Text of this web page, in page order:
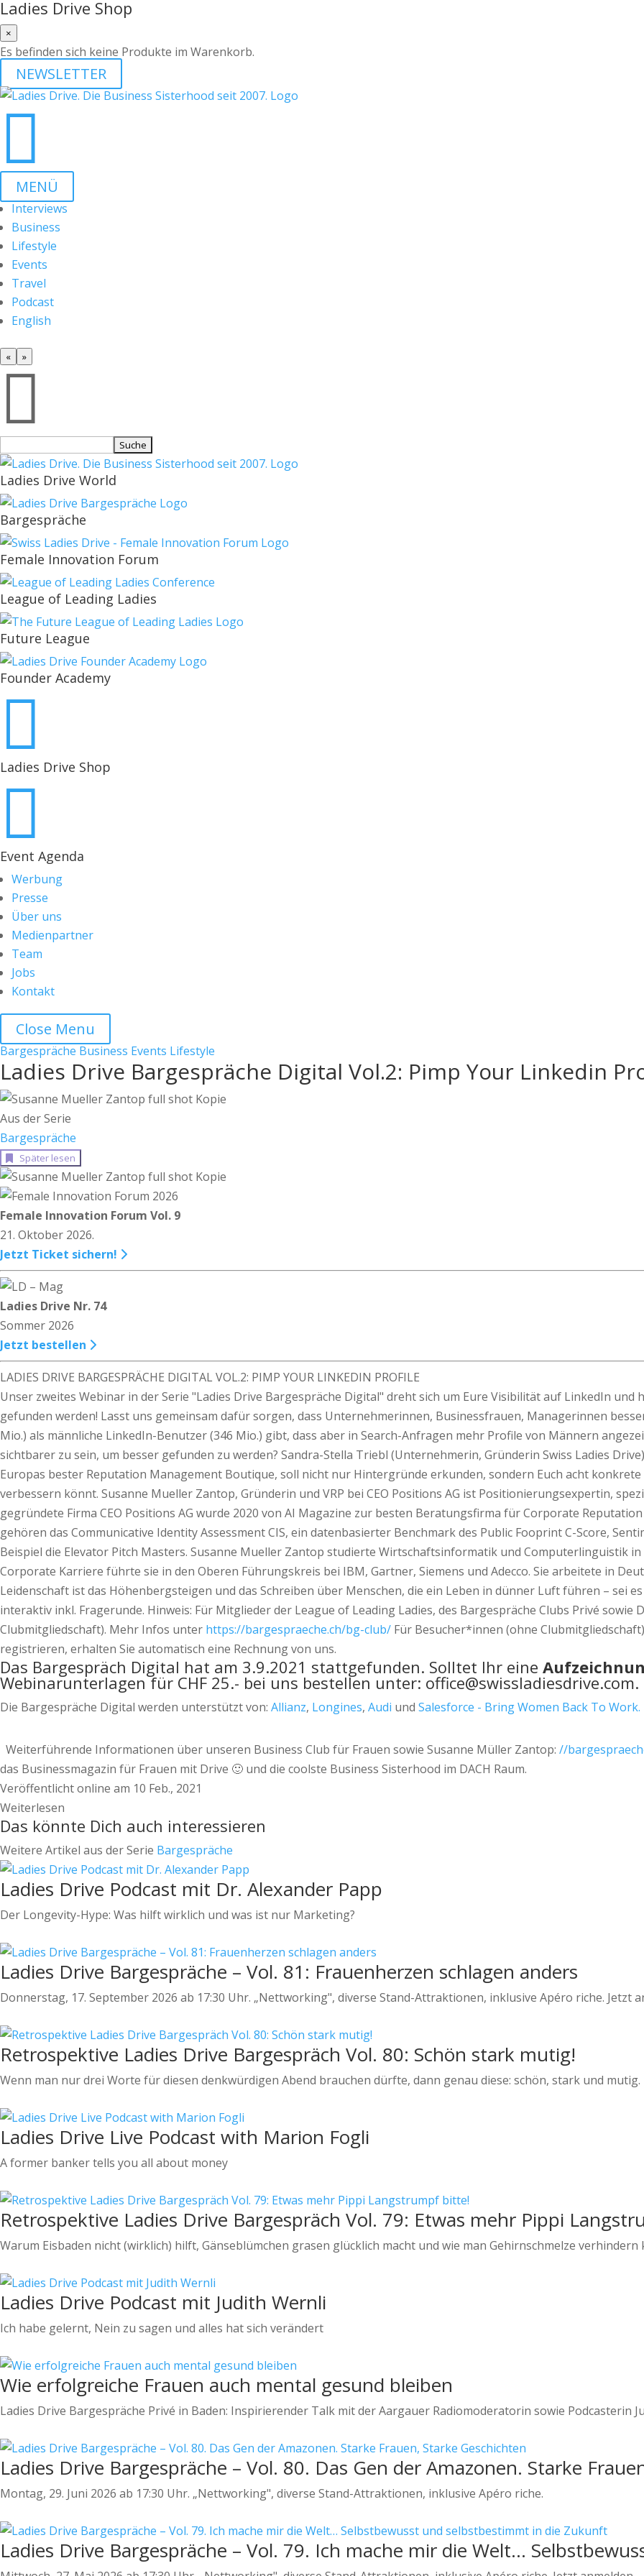
Ladies Drive Shop
×
Es befinden sich keine Produkte im Warenkorb.
NEWSLETTER

MENÜ
Interviews
Business
Lifestyle
Events
Travel
Podcast
English
« »

nach:
Ladies Drive World
Bargespräche
Female Innovation Forum
League of Leading Ladies
Future League
Founder Academy

Ladies Drive Shop

Event Agenda
Werbung
Presse
Über uns
Medienpartner
Team
Jobs
Kontakt
Close Menu
Bargespräche Business Events Lifestyle
Ladies Drive Bargespräche Digital Vol.2: Pimp Your Linkedin
Aus der Serie
Bargespräche
Später lesen
Female Innovation Forum Vol. 9
21. Oktober 2026.
Jetzt Ticket sichern!
Ladies Drive Nr. 74
Sommer 2026
Jetzt bestellen
LADIES DRIVE BARGESPRÄCHE DIGITAL VOL.2: PIMP YOUR LINKEDIN PROFILE
Unser zweites Webinar in der Serie "Ladies Drive Bargespräche Digital" dreht sich um Eure Visibilität auf LinkedIn und
gefunden werden! Lasst uns gemeinsam dafür sorgen, dass Unternehmerinnen, Businessfrauen, Managerinnen
Mio.) als männliche LinkedIn-Benutzer (346 Mio.) gibt, dass aber in Search-Anfragen mehr Profile von Männern
sichtbarer zu sein, um besser gefunden zu werden? Sandra-Stella Triebl (Unternehmerin, Gründerin Swiss Ladies
Europas bester Reputation Management Boutique, soll nicht nur Hintergründe erkunden, sondern Euch acht
verbessern könnt. Susanne Mueller Zantop, Gründerin und VRP bei CEO Positions AG ist Positionierungsexpertin,
gegründete Firma CEO Positions AG wurde 2020 von AI Magazine zur besten Beratungsfirma für Corporate
gehören das Communicative Identity Assessment CIS, ein datenbasierter Benchmark des Public Fooprint C-Score,
Beispiel die Elevator Pitch Masters. Susanne Mueller Zantop studierte Wirtschaftsinformatik und Computerlinguistik
Corporate Karriere führte sie in den Oberen Führungskreis bei IBM, Gartner, Siemens und Adecco. Sie arbeitete in
Leidenschaft ist das Höhenbergsteigen und das Schreiben über Menschen, die ein Leben in dünner Luft führen – sei
interaktiv inkl. Fragerunde. Hinweis: Für Mitglieder der League of Leading Ladies, des Bargespräche Clubs Privé
Clubmitgliedschaft). Mehr Infos unter https://bargespraeche.ch/bg-club/ Für Besucher*innen (ohne
registrieren, erhalten Sie automatisch eine Rechnung von uns.
Das Bargespräch Digital hat am 3.9.2021 stattgefunden. Solltet Ihr eine
Webinarunterlagen für CHF 25.- bei uns bestellen unter: office@swissladiesdrive.com.
Die Bargespräche Digital werden unterstützt von: Allianz, Longines, Audi und Salesforce - Bring Women Back To Work.
Weiterführende Informationen über unseren Business Club für Frauen sowie Susanne Müller Zantop: //
das Businessmagazin für Frauen mit Drive 🙂 und die coolste Business Sisterhood im DACH Raum.
Veröffentlicht online am 10 Feb., 2021
Weiterlesen
Das könnte Dich auch interessieren
Weitere Artikel aus der Serie Bargespräche
Ladies Drive Podcast mit Dr. Alexander Papp
Der Longevity-Hype: Was hilft wirklich und was ist nur Marketing?
Ladies Drive Bargespräche – Vol. 81: Frauenherzen schlagen anders
Donnerstag, 17. September 2026 ab 17:30 Uhr. „Nettworking", diverse Stand-Attraktionen, inklusive Apéro riche. Jetzt
Retrospektive Ladies Drive Bargespräch Vol. 80: Schön stark mutig!
Wenn man nur drei Worte für diesen denkwürdigen Abend brauchen dürfte, dann genau diese: schön, stark und mutig.
Ladies Drive Live Podcast with Marion Fogli
A former banker tells you all about money
Retrospektive Ladies Drive Bargespräch Vol. 79: Etwas mehr Pippi
Warum Eisbaden nicht (wirklich) hilft, Gänseblümchen grasen glücklich macht und wie man Gehirnschmelze verhindern
Ladies Drive Podcast mit Judith Wernli
Ich habe gelernt, Nein zu sagen und alles hat sich verändert
Wie erfolgreiche Frauen auch mental gesund bleiben
Ladies Drive Bargespräche Privé in Baden: Inspirierender Talk mit der Aargauer Radiomoderatorin sowie Podcasterin
Ladies Drive Bargespräche – Vol. 80. Das Gen der Amazonen. Starke
Montag, 29. Juni 2026 ab 17:30 Uhr. „Nettworking", diverse Stand-Attraktionen, inklusive Apéro riche.
Ladies Drive Bargespräche – Vol. 79. Ich mache mir die Welt…